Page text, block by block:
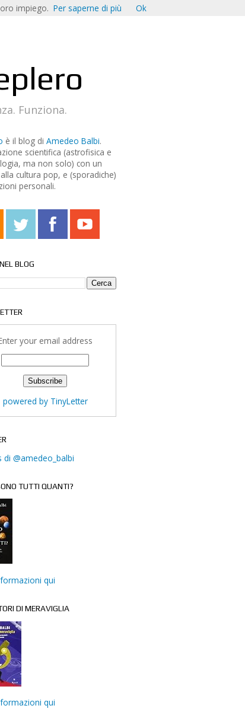
Funziona.
è il blog di Amedeo Balbi.
scientifica (astrofisica e
ma non solo) con un
cultura pop, e (sporadiche)
personali.
BLOG
your email address
powered by TinyLetter
di @amedeo_balbi
TUTTI QUANTI?
qui
DI MERAVIGLIA
qui
impiego. Per saperne di più Ok